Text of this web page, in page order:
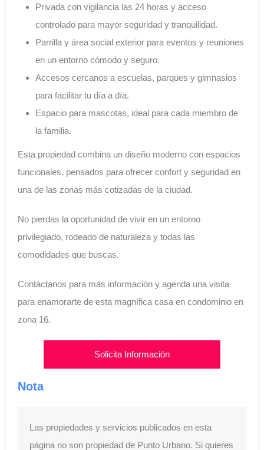
Privada con vigilancia las 24 horas y acceso
controlado para mayor seguridad y tranquilidad.
Parrilla y área social exterior para eventos y reuniones
en un entorno cómodo y seguro.
Accesos cercanos a escuelas, parques y gimnasios
para facilitar tu día a día.
Espacio para mascotas, ideal para cada miembro de
la familia.
Esta propiedad combina un diseño moderno con espacios
funcionales, pensados para ofrecer confort y seguridad en
una de las zonas más cotizadas de la ciudad.
No pierdas la oportunidad de vivir en un entorno
privilegiado, rodeado de naturaleza y todas las
comodidades que buscas.
Contáctanos para más información y agenda una visita
para enamorarte de esta magnífica casa en condominio en
zona 16.
Solicita Información
Nota
Las propiedades y servicios publicados en esta
página no son propiedad de Punto Urbano. Si quieres